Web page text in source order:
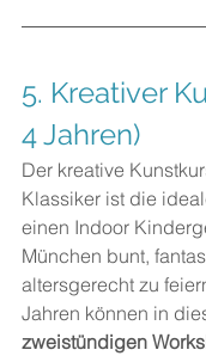
5. Kreativer
4 Jahren)
Der kreative
Klassiker ist die
einen Indoor
München bunt,
altersgerecht zu
Jahren können in
zweistündigen